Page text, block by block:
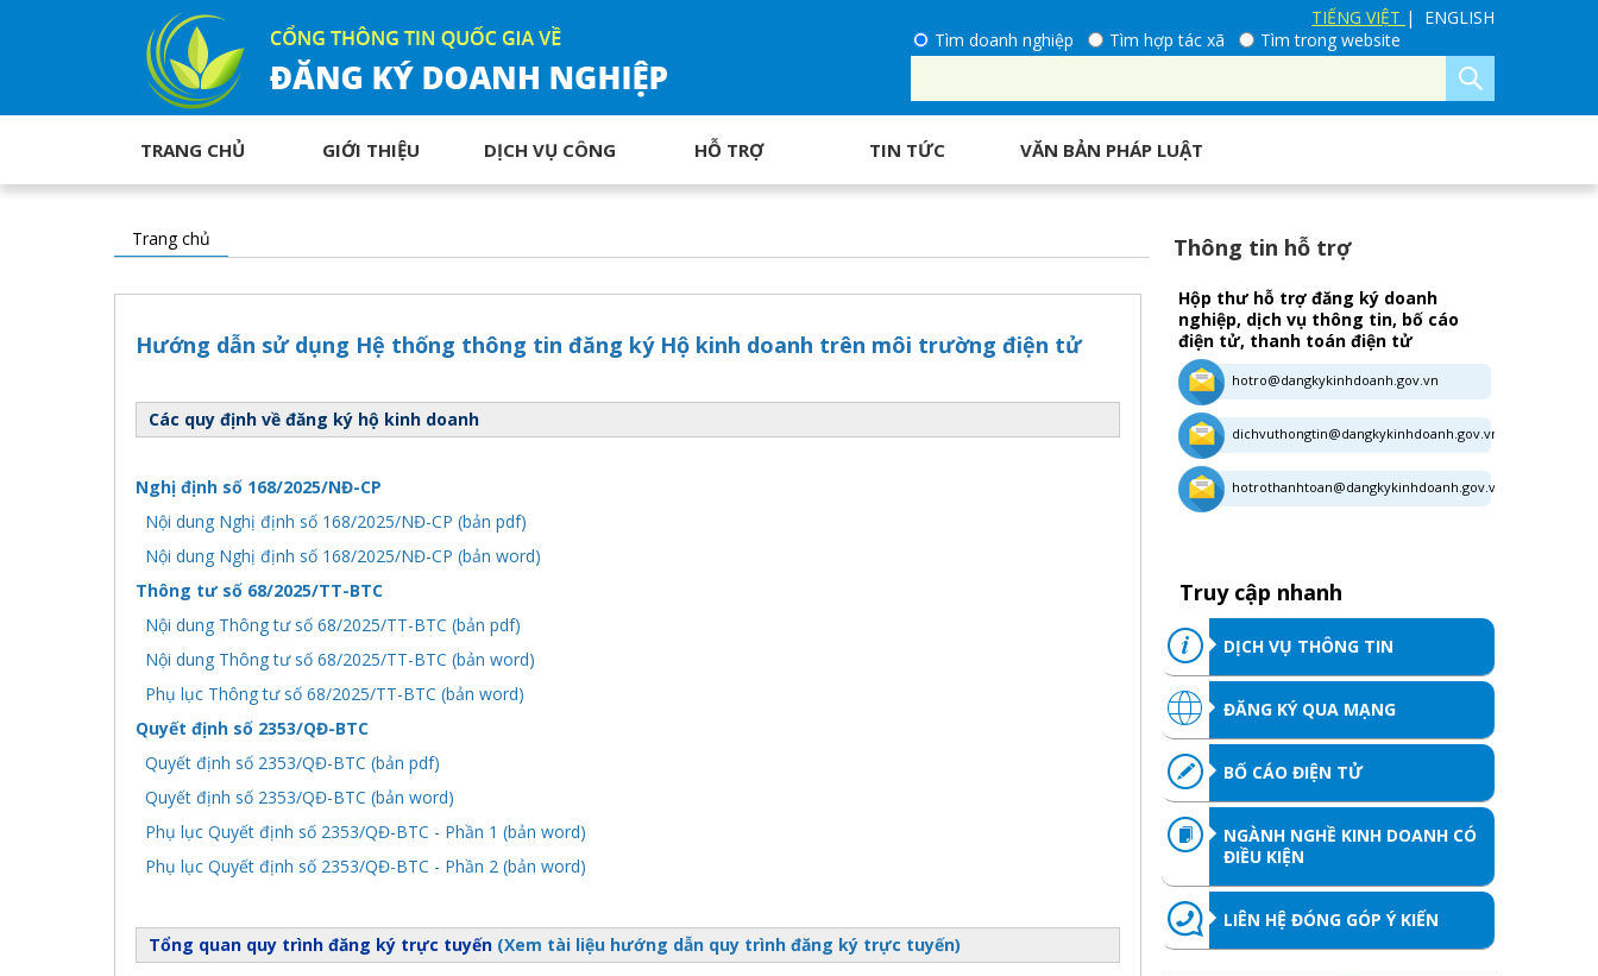
TIẾNG VIỆT | ENGLISH
Tìm doanh nghiệp
Tìm hợp tác xã Tìm trong website
TRANG CHỦ GIỚI THIỆU DỊCH VỤ CÔNG HỖ TRỢ TIN TỨC VĂN BẢN PHÁP LUẬT
Trang chủ
Hướng dẫn sử dụng Hệ thống thông tin đăng ký Hộ kinh doanh trên môi trường điện tử
Các quy định về đăng ký hộ kinh doanh
Nghị định số 168/2025/NĐ-CP
Nội dung Nghị định số 168/2025/NĐ-CP (bản pdf)
Nội dung Nghị định số 168/2025/NĐ-CP (bản word)
Thông tư số 68/2025/TT-BTC
Nội dung Thông tư số 68/2025/TT-BTC (bản pdf)
Nội dung Thông tư số 68/2025/TT-BTC (bản word)
Phụ lục Thông tư số 68/2025/TT-BTC (bản word)
Quyết định số 2353/QĐ-BTC
Quyết định số 2353/QĐ-BTC (bản pdf)
Quyết định số 2353/QĐ-BTC (bản word)
Phụ lục Quyết định số 2353/QĐ-BTC - Phần 1 (bản word)
Phụ lục Quyết định số 2353/QĐ-BTC - Phần 2 (bản word)
Tổng quan quy trình đăng ký trực tuyến (Xem tài liệu hướng dẫn quy trình đăng ký trực tuyến)
Thông tin hỗ trợ
Hộp thư hỗ trợ đăng ký doanh
nghiệp, dịch vụ thông tin, bố cáo
điện tử, thanh toán điện tử
hotro@dangkykinhdoanh.gov.vn
dichvuthongtin@dangkykinhdoanh.gov.vn
hotrothanhtoan@dangkykinhdoanh.gov.vn
Truy cập nhanh
DỊCH VỤ THÔNG TIN
ĐĂNG KÝ QUA MẠNG
BỐ CÁO ĐIỆN TỬ
NGÀNH NGHỀ KINH DOANH CÓ
ĐIỀU KIỆN
LIÊN HỆ ĐÓNG GÓP Ý KIẾN